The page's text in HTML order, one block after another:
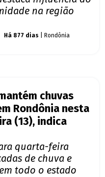
na região
Há 877 dias | Rondônia
chuvas
Rondônia nesta
(13), indica
quarta-feira
de chuva e
todo o estado